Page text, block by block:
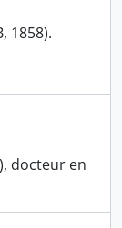
1858).
docteur en